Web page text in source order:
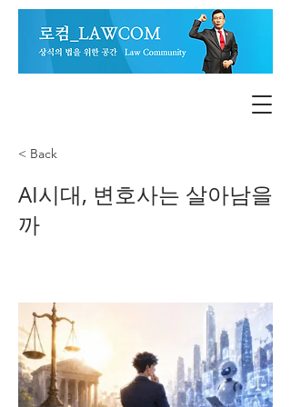
< Back
AI시대, 변호사는 살아남을
까